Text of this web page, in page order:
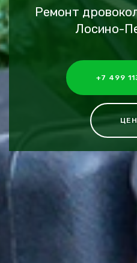
Ремонт
Лосино-
+7 499